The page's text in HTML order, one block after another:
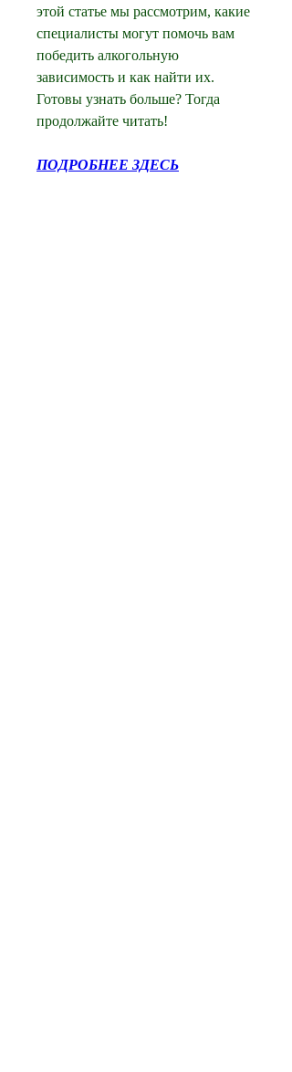
этой статье мы рассмотрим, какие
специалисты могут помочь вам
победить алкогольную
зависимость и как найти их.
Готовы узнать больше? Тогда
продолжайте читать!
ПОДРОБНЕЕ ЗДЕСЬ